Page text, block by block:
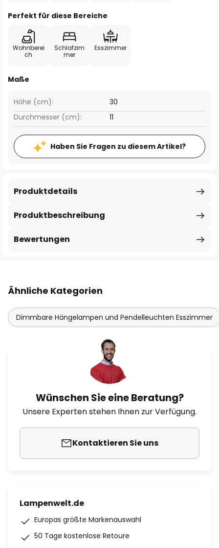
Perfekt für diese Bereiche
Wohnberei
ch
Schlafzim
mer
Esszimmer
Maße
Höhe (cm):
30
Durchmesser (cm):
11
Haben Sie Fragen zu diesem Artikel?
Produktbeschreibung
Produktdetails
Bewertungen
Ähnliche Kategorien
Dimmbare Hängelampen und Pendelleuchten Esszimmer
Wünschen Sie eine Beratung?
Unsere Experten stehen Ihnen zur Verfügung.
Kontaktieren Sie uns
Lampenwelt.de
Europas größte Markenauswahl
50 Tage kostenlose Retoure